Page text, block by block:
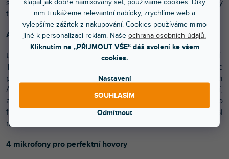
nim ti ukážeme relevantní nabídky, zrychlíme web a
vylepšíme zážitek z nakupování. Cookies používáme mimo
jiné k personalizaci reklam. Naše ochrana osobních údajů.
Kliknutím na „PŘIJMOUT VŠE“ dáš svolení ke všem
cookies.
Nastavení
Odmítnout
SOUHLASÍM
s nožičkou přináší zvuk JBL Pure Bass, díky kterému každý
tón vaší oblíbené hudby skutečně ucítíte.
Aktivní potlačení hluku s technologií Smart Ambient
Uslyšíte více toho, co chcete, a méně toho, co vás ruší.
Technologie aktivního potlačení hluku s dvěma mikrofony se
postará o minimalizaci rušivých zvuků. A díky funkci
Ambient Aware se můžete kdykoli naladit na vaše okolí,
abyste měli přehled, když se pohybujete venku, zatímco
funkce TalkThru vám umožní rychlý rozhovor, aniž byste si
museli vyndat sluchátka z uší.
4 mikrofony pro perfektní hovory